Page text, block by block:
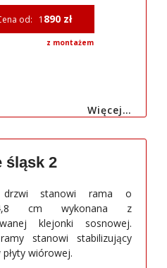
od: 1 890 zł
z montażem
Więcej…
śląsk 2
drzwi stanowi rama o
cm wykonana z
klejonki sosnowej.
ramy stanowi stabilizujący
płyty wiórowej.